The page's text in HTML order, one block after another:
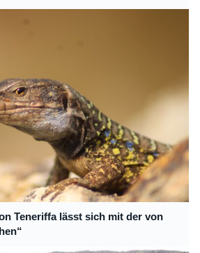
Teneriffa lässt sich mit der von